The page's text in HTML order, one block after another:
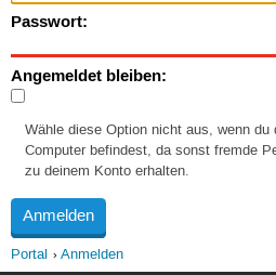
Passwort:
Angemeldet bleiben:
Wähle diese Option nicht aus, wenn
Computer befindest, da sonst fremde
zu deinem Konto erhalten.
Portal Anmelden